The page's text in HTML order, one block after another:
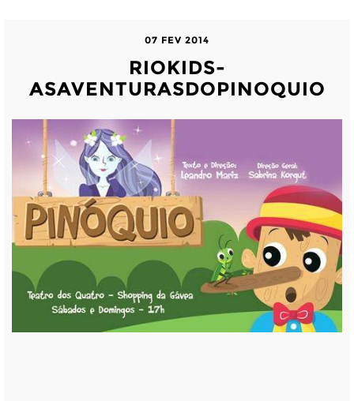
07 FEV 2014
RIOKIDS-
ASAVENTURASDOPINOQUIO